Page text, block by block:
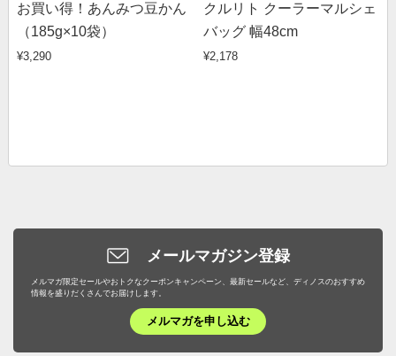
お買い得！あんみつ豆かん
（185g×10袋）
¥3,290
クルリト クーラーマルシェ
バッグ 幅48cm
¥2,178
メールマガジン登録
メルマガ限定セールやおトクなクーポンキャンペーン、最新セールなど、ディノスのおすすめ
情報を盛りだくさんでお届けします。
メルマガを申し込む